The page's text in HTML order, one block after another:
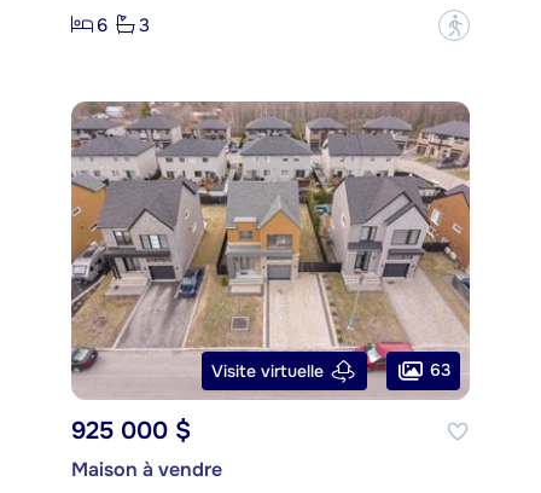
6
3 ?
Visite virtuelle 63
925 000 $
Maison à vendre